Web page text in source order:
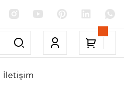
İletişim